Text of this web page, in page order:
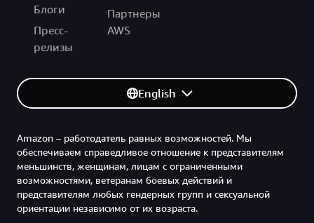
Блоги
Пресс-
релизы
Партнеры
AWS
English
Amazon – работодатель равных возможностей. Мы
обеспечиваем справедливое отношение к представителям
меньшинств, женщинам, лицам с ограниченными
возможностями, ветеранам боевых действий и
представителям любых гендерных групп и сексуальной
ориентации независимо от их возраста.